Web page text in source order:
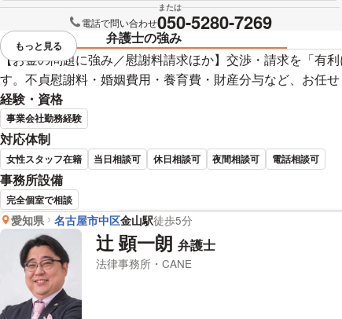
または
電話で問い合わせ050-5280-7269
弁護士の強み
【お金の問題に強み／慰謝料請求ほか】交渉・請求を「有
す。不貞慰謝料・婚姻費用・養育費・財産分与など、お任せ
経験・資格
事業会社勤務経験
対応体制
女性スタッフ在籍 当日相談可 休日相談可 夜間相談可 電話相談可
事務所設備
完全個室で相談
視覚的に省略されている要素を
もっと見る
愛知県 名古屋市中区金山駅徒歩5分
辻 顕一朗 弁護士
法律事務所・CANE